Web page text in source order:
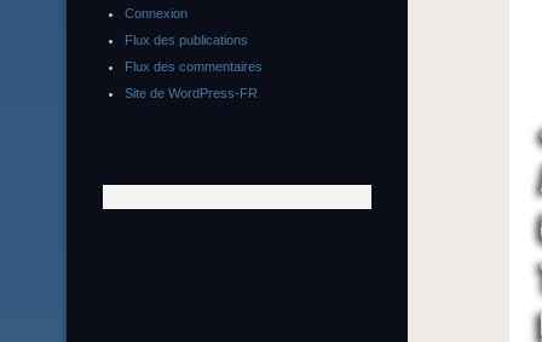
Connexion
Flux des publications
Flux des commentaires
Site de WordPress-FR